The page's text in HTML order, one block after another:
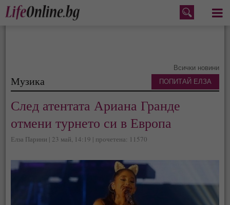
Меню
Всички новини
Музика
След атентата Ариана Гранде
отмени турнето си в Европа
Елза Парини | 23 май, 14:19 | прочетена: 11570
ПОПИТАЙ ЕЛЗА